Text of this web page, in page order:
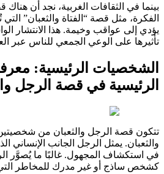
بينما في الثقافات الغربية، نجد أن
الفكرة، مثل قصة “الفتاة والثعبان”
يؤدي إلى عواقب وخيمة. هذا الانتشار
تأثيرها على الوعي الجمعي للناس عبر
الشخصيات الرئيسية:
الرئيسية في قصة الرجل
تتكون قصة الرجل والثعبان من
والثعبان. يمثل الرجل الجانب الإنساني
في استكشاف المجهول. غالبًا ما يُصوَّر
كشخص ساذج أو غير مدرك للمخاطر التي